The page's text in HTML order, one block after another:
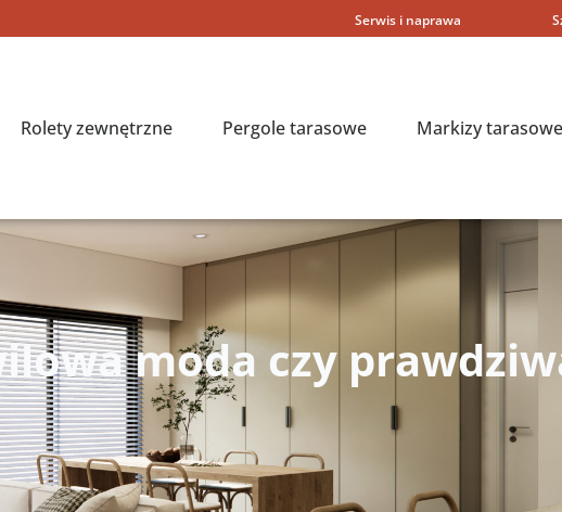
Serwis i naprawa
Rolety zewnętrzne Pergole tarasowe Markizy tarasowe
moda czy